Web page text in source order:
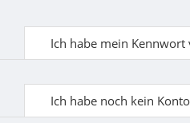
Ich habe mein Kennwort
Ich habe noch kein